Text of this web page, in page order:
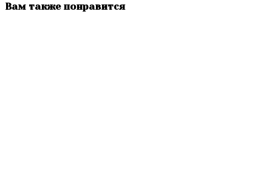
Вам также понравится